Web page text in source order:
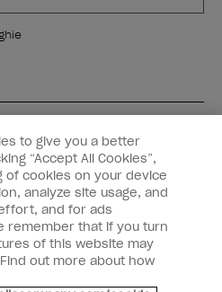
to give you a better
“Accept All Cookies”,
of cookies on your device
analyze site usage, and
and for ads
remember that if you turn
of this website may
out more about how